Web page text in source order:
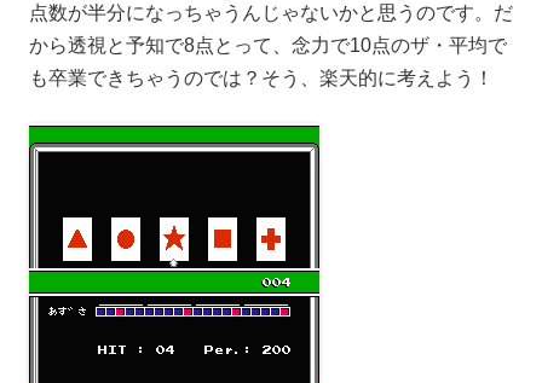
点数が半分になっちゃうんじゃないかと思うのです。だ
から透視と予知で8点とって、念力で10点のザ・平均で
も卒業できちゃうのでは？そう、楽天的に考えよう！